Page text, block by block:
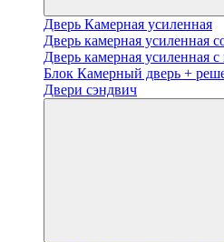
Дверь Камерная усиленная
Дверь камерная усиленная
Дверь камерная усиленная
Блок Камерный дверь +
Двери сэндвич